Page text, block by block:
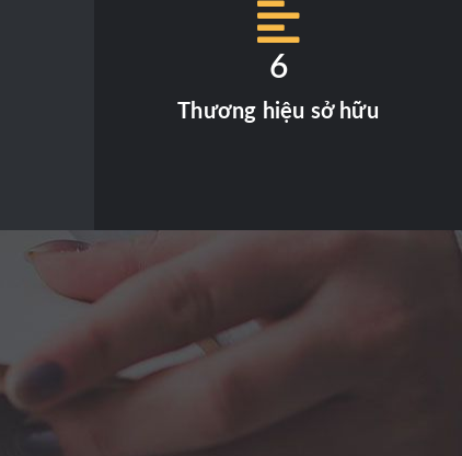
Thương hiệu sở hữu
6